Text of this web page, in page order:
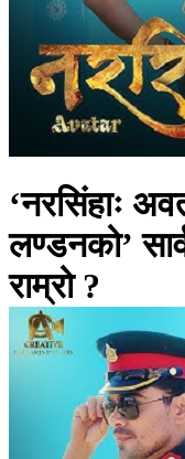
‘नरसिंहाः
लण्डनको’
राम्रो ?